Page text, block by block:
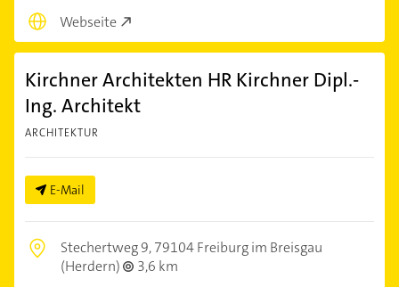
Webseite
Kirchner Architekten HR Kirchner Dipl.-
Ing. Architekt
ARCHITEKTUR
E-Mail
Stechertweg 9,79104 Freiburg im Breisgau
(Herdern)
3,6 km